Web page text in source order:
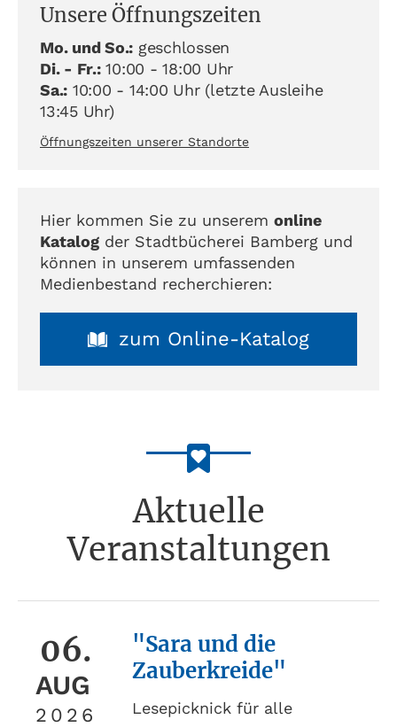
Unsere Öffnungszeiten
Mo. und So.: geschlossen
Di. - Fr.:10:00 - 18:00 Uhr
Sa.: 10:00 - 14:00 Uhr (letzte Ausleihe
13:45 Uhr)
Öffnungszeiten unserer Standorte
Hier kommen Sie zu unserem online
Katalog der Stadtbücherei Bamberg und
können in unserem umfassenden
Medienbestand recherchieren:
zum Online-Katalog
Aktuelle
Veranstaltungen
06.
AUG
2026
"Sara und die
Zauberkreide"
Lesepicknick für alle